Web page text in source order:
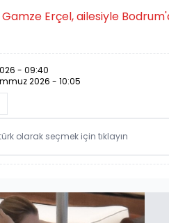
Gamze Erçel, ailesiyle
- 09:40
2026 - 10:05
olarak seçmek için tıklayın